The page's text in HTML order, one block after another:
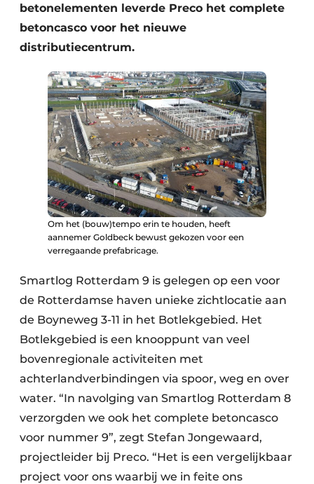
betonelementen leverde Preco het complete
betoncasco voor het nieuwe
distributiecentrum.
Om het (bouw)tempo erin te houden, heeft
aannemer Goldbeck bewust gekozen voor een
verregaande prefabricage.
Smartlog Rotterdam 9 is gelegen op een voor
de Rotterdamse haven unieke zichtlocatie aan
de Boyneweg 3-11 in het Botlekgebied. Het
Botlekgebied is een knooppunt van veel
bovenregionale activiteiten met
achterlandverbindingen via spoor, weg en over
water. “In navolging van Smartlog Rotterdam 8
verzorgden we ook het complete betoncasco
voor nummer 9”, zegt Stefan Jongewaard,
projectleider bij Preco. “Het is een vergelijkbaar
project voor ons waarbij we in feite ons